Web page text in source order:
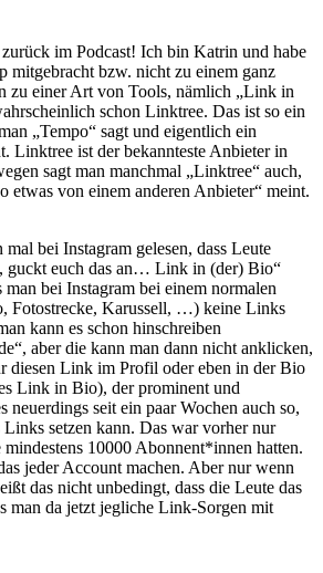
im Podcast! Ich bin Katrin und habe
mitgebracht bzw. nicht zu einem ganz
zu einer Art von Tools, nämlich „Link in
schon Linktree. Das ist so ein
„Tempo“ sagt und eigentlich ein
Linktree ist der bekannteste Anbieter in
sagt man manchmal „Linktree“ auch,
etwas von einem anderen Anbieter“ meint.
bei Instagram gelesen, dass Leute
guckt euch das an… Link in (der) Bio“
bei Instagram bei einem normalen
Fotostrecke, Karussell, …) keine Links
kann es schon hinschreiben
aber die kann man dann nicht anklicken,
diesen Link im Profil oder eben in der Bio
Link in Bio), der prominent und
neuerdings seit ein paar Wochen auch so,
Links setzen kann. Das war vorher nur
10000 Abonnent*innen hatten.
jeder Account machen. Aber nur wenn
das nicht unbedingt, dass die Leute das
man da jetzt jegliche Link-Sorgen mit